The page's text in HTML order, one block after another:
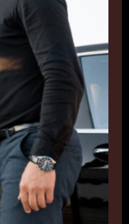
الفردوس
55179079